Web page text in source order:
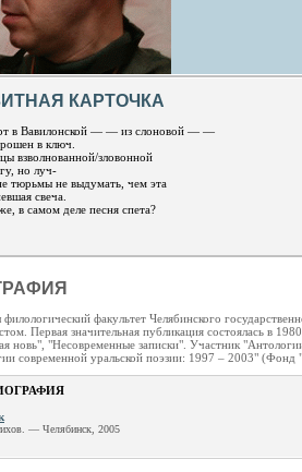
КАРТОЧКА
в Вавилонской — — из слоновой — —
в ключ.
взволнованной/зловонной
но луч-
тюрьмы не выдумать, чем эта
свеча.
в самом деле песня спета?
филологический факультет Челябинского
Первая значительная публикация состоялась в
новь", "Несовременные записки". Участник
современной уральской поэзии: 1997 – 2003" (Фонд
— Челябинск, 2005